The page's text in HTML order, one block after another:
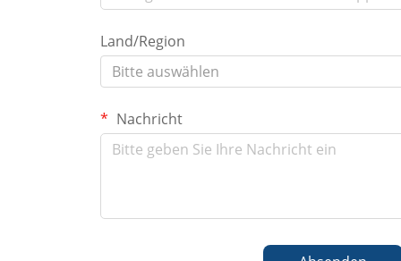
Land/Region
Bitte auswählen
Nachricht